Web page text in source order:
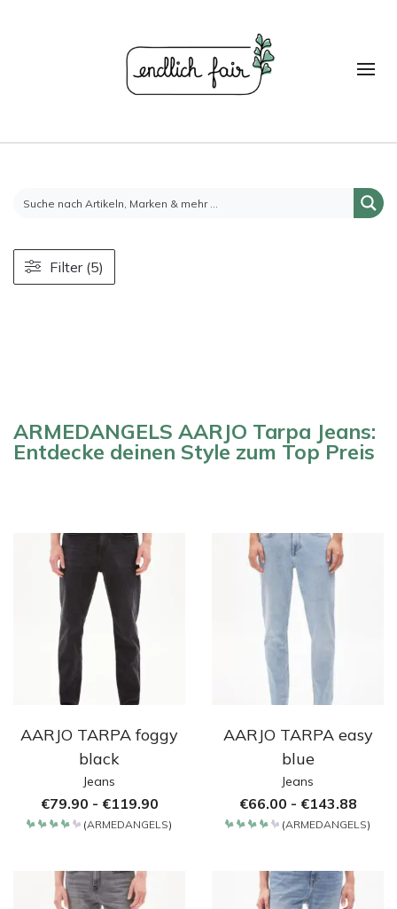
ARMEDANGELS AARJO Tarpa Jeans:
Entdecke deinen Style zum Top Preis
AARJO TARPA foggy
black
Jeans
€79.90 - €119.90
(ARMEDANGELS)
AARJO TARPA easy
blue
Jeans
€66.00 - €143.88
(ARMEDANGELS)
Filter (5)